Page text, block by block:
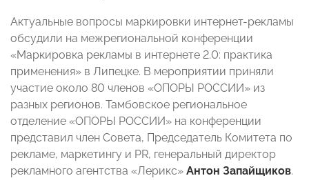
Актуальные вопросы маркировки интернет-рекламы
обсудили на межрегиональной конференции
«Маркировка рекламы в интернете 2.0: практика
применения» в Липецке. В мероприятии приняли
участие около 80 членов «ОПОРЫ РОССИИ» из
разных регионов. Тамбовское региональное
отделение «ОПОРЫ РОССИИ» на конференции
представил член Совета, Председатель Комитета по
рекламе, маркетингу и PR, генеральный директор
рекламного агентства «Лерикс» Антон Запайщиков.